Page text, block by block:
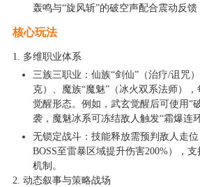
轰鸣与“旋风斩”的破空声配合震动反馈
核心玩法
1. 多维职业体系
三族三职业：仙族“剑仙”（治疗/诅咒
克）、魔族“魔魅”（冰火双系法师）
觉醒形态。例如，武玄觉醒后可使用“
袭，魔魅冰系可冻结敌人触发“霜爆连环
无锁定战斗：技能释放需预判敌人走位
BOSS至雷暴区域提升伤害200%），
机制。
2. 动态叙事与策略战场